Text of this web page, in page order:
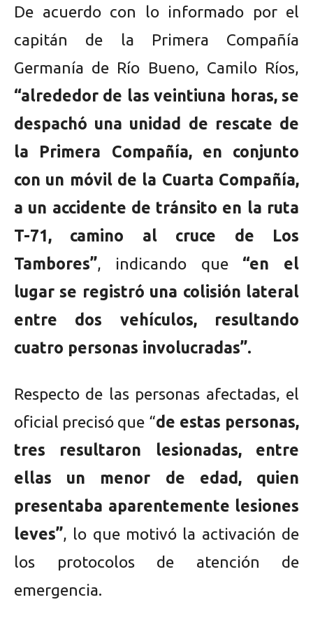
De acuerdo con lo informado por el
capitán de la Primera Compañía
Germanía de Río Bueno, Camilo Ríos,
“alrededor de las veintiuna horas, se
despachó una unidad de rescate de
la Primera Compañía, en conjunto
con un móvil de la Cuarta Compañía,
a un accidente de tránsito en la ruta
T-71, camino al cruce de Los
Tambores”, indicando que “en el
lugar se registró una colisión lateral
entre dos vehículos, resultando
cuatro personas involucradas”.
Respecto de las personas afectadas, el
oficial precisó que “de estas personas,
tres resultaron lesionadas, entre
ellas un menor de edad, quien
presentaba aparentemente lesiones
leves”, lo que motivó la activación de
los protocolos de atención de
emergencia.